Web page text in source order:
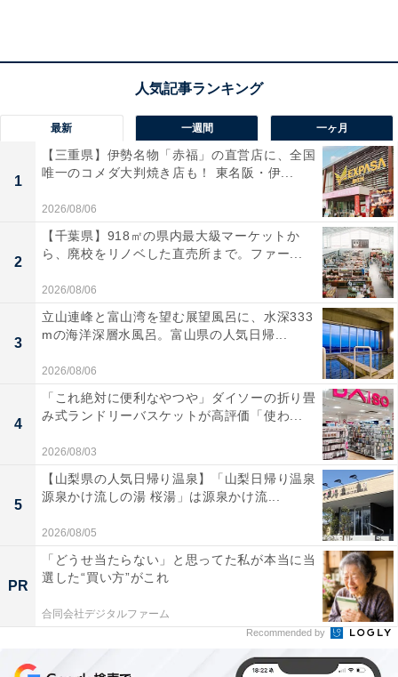
傘やペットボトルを可愛くデコレーション！
人気シリーズ「めじるしアクセサリー」に、待望の
Tamagotchi Paradiseデザインが新登場しました。まめっ
ちや、くちぱっち、みみっちをはじめとした人気キャラ
クターたちが、実用的なキーホルダー・チャームとなっ
ています。自分の傘やペットボトルなどの持ち物に取り
付けることで、可愛いめじるしとして大活躍してくれる
アイテムです。カプセルトイとは思えないコレクション
性の高さも魅力で、全種類集めたくなるような仕上がり
となっています。
たまごっち チョコボックス ボックスフィギュアコレクシ
ョン 14個 BOX 食玩
Amazonで見る
最新 一週間 一ヶ月
1
【三重県】伊勢名物「赤福」の直営店に、全国
唯一のコメダ大判焼き店も！ 東名阪・伊...
2026/08/06
2
【千葉県】918㎡の県内最大級マーケットか
ら、廃校をリノベした直売所まで。ファー...
2026/08/06
3
立山連峰と富山湾を望む展望風呂に、水深333
mの海洋深層水風呂。富山県の人気日帰...
2026/08/06
4
「これ絶対に便利なやつや」ダイソーの折り畳
み式ランドリーバスケットが高評価「使わ...
2026/08/03
5
【山梨県の人気日帰り温泉】「山梨日帰り温泉
源泉かけ流しの湯 桜湯」は源泉かけ流...
2026/08/05
PR
「どうせ当たらない」と思ってた私が本当に当
選した“買い方”がこれ
合同会社デジタルファーム
Recommended by